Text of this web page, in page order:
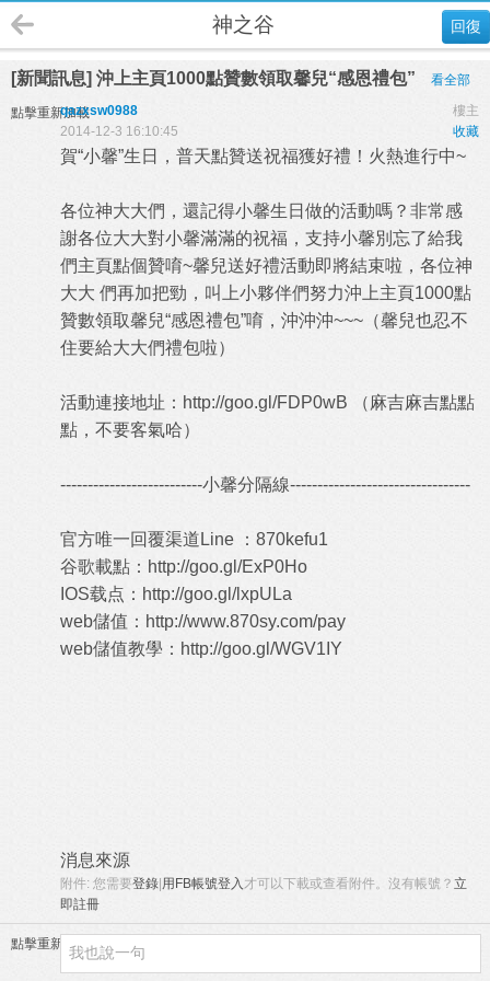
回復
神之谷
[新聞訊息] 沖上主頁1000點贊數領取馨兒“感恩禮包” 看全部
點擊重新加載 樓主
qazxsw0988
收藏
2014-12-3 16:10:45
賀“小馨”生日，普天點贊送祝福獲好禮！火熱進行中~
各位神大大們，還記得小馨生日做的活動嗎？非常感
謝各位大大對小馨滿滿的祝福，支持小馨別忘了給我
們主頁點個贊唷~馨兒送好禮活動即將結束啦，各位神
大大 們再加把勁，叫上小夥伴們努力沖上主頁1000點
贊數領取馨兒“感恩禮包”唷，沖沖沖~~~（馨兒也忍不
住要給大大們禮包啦）
活動連接地址： http://goo.gl/FDP0wB （麻吉麻吉點點
點，不要客氣哈）
--------------------------小馨分隔線---------------------------------
官方唯一回覆渠道Line ：870kefu1
谷歌載點： http://goo.gl/ExP0Ho
IOS载点： http://goo.gl/lxpULa
web儲值： http://www.870sy.com/pay
web儲值教學： http://goo.gl/WGV1IY
消息來源
附件: 您需要登錄 用FB帳號登入才可以下載或查看附件。沒有帳號？ 立
即註冊
點擊重新加載